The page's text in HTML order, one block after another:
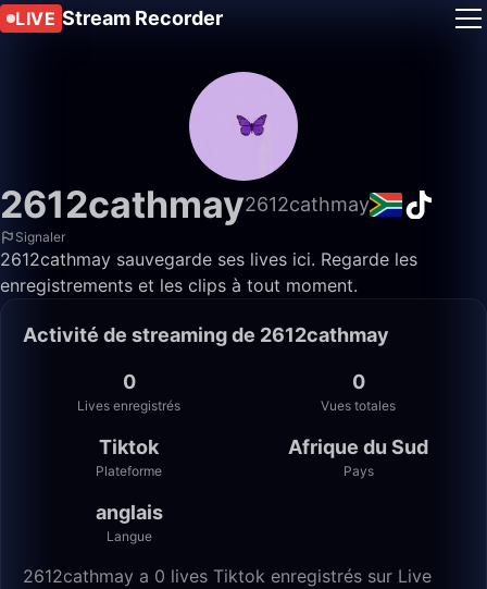
LIVE Stream Recorder
2612cathmay2612cathmay
Signaler
2612cathmay sauvegarde ses lives ici. Regarde les
enregistrements et les clips à tout moment.
Activité de streaming de 2612cathmay
0
Lives enregistrés
0
Vues totales
Tiktok
Plateforme
Afrique du Sud
Pays
anglais
Langue
2612cathmay a 0 lives Tiktok enregistrés sur Live